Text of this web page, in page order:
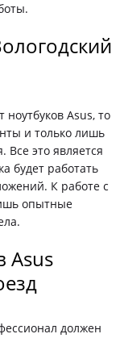
Asus, то
и только лишь
Все это является
будет работать
К работе с
опытные
Asus
должен